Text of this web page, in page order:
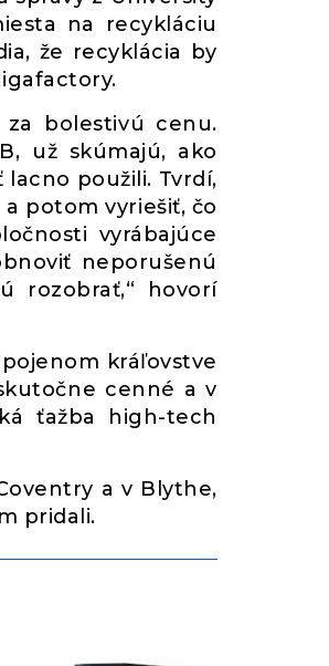
na recykláciu
že recyklácia by
bolestivú cenu.
už skúmajú, ako
použili. Tvrdí,
potom vyriešiť, čo
vyrábajúce
neporušenú
rozobrať,“ hovorí
kráľovstve
cenné a v
ťažba high-tech
a v Blythe,
pridali.